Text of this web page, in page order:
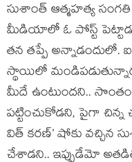
సుశాంత్ ఆత్మహత్య
మీడియాలో ఓ పోస్ట్
తన తప్పే అన్నాడందులో.
స్థాయిలో
మీదే ఉంటుందని..
పట్టించుకోడని, పైగా చిన్న
విత్ కరణ్’ షోకు వచ్చిన
చేశాడని.. ఇప్పుడేమో